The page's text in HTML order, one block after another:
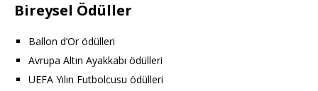
Bireysel Ödüller
Ballon d’Or ödülleri
Avrupa Altın Ayakkabı ödülleri
UEFA Yılın Futbolcusu ödülleri